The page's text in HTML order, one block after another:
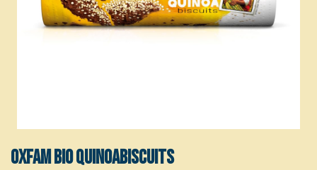
Oxfam BIO Quinoabiscuits